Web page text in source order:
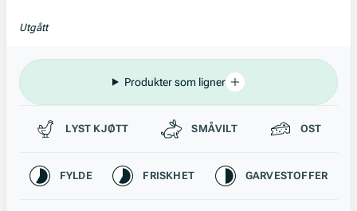
Utgått
Produkter som ligner
Passer til
LYST KJØTT SMÅVILT OST
Karakteristikk
FYLDE FRISKHET GARVESTOFFER